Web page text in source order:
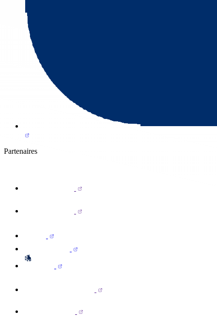
Partenaires